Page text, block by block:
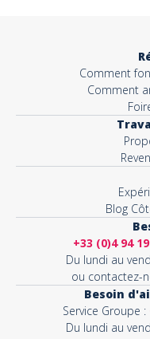
Comment
Comment
Blog
+33 (0)4 94
Du lundi au
ou contactez-
Besoin
Service Groupe :
Du lundi au